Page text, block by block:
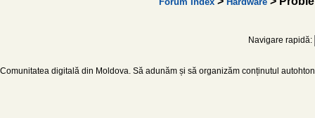
Navigare rapidă:
Comunitatea digitală din Moldova. Să adunăm și să organizăm conținutul